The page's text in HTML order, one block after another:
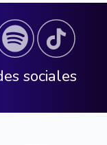
sociales